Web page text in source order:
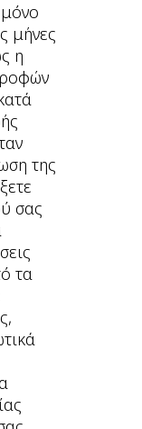
μήνες
η
της
σας
τα